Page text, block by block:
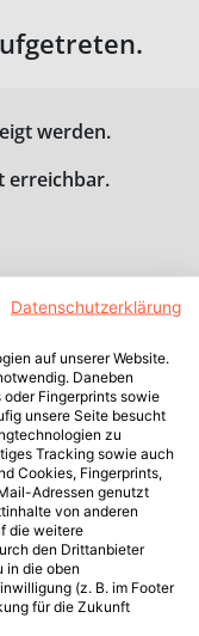
werden.
erreichbar.
Datenschutzerklärung
auf unserer Website.
Daneben
Fingerprints sowie
unsere Seite besucht
zu
Tracking sowie auch
Cookies, Fingerprints,
Adressen genutzt
von anderen
die weitere
den Drittanbieter
in die oben
(z. B. im Footer
für die Zukunft